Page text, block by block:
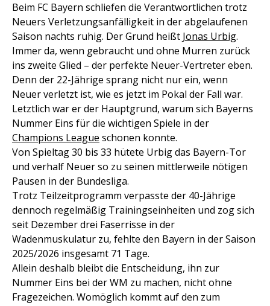
Beim FC Bayern schliefen die Verantwortlichen trotz
Neuers Verletzungsanfälligkeit in der abgelaufenen
Saison nachts ruhig. Der Grund heißt Jonas Urbig.
Immer da, wenn gebraucht und ohne Murren zurück
ins zweite Glied – der perfekte Neuer-Vertreter eben.
Denn der 22-Jährige sprang nicht nur ein, wenn
Neuer verletzt ist, wie es jetzt im Pokal der Fall war.
Letztlich war er der Hauptgrund, warum sich Bayerns
Nummer Eins für die wichtigen Spiele in der
Champions League schonen konnte.
Von Spieltag 30 bis 33 hütete Urbig das Bayern-Tor
und verhalf Neuer so zu seinen mittlerweile nötigen
Pausen in der Bundesliga.
Trotz Teilzeitprogramm verpasste der 40-Jährige
dennoch regelmäßig Trainingseinheiten und zog sich
seit Dezember drei Faserrisse in der
Wadenmuskulatur zu, fehlte den Bayern in der Saison
2025/2026 insgesamt 71 Tage.
Allein deshalb bleibt die Entscheidung, ihn zur
Nummer Eins bei der WM zu machen, nicht ohne
Fragezeichen. Womöglich kommt auf den zum